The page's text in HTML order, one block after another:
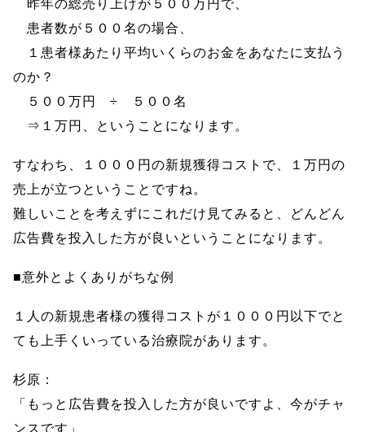
昨年の総売り上げが５００万円で、
患者数が５００名の場合、
１患者様あたり平均いくらのお金をあなたに支払う
のか？
５００万円 ÷ ５００名
⇒１万円、ということになります。
すなわち、１０００円の新規獲得コストで、１万円の
売上が立つということですね。
難しいことを考えずにこれだけ見てみると、どんどん
広告費を投入した方が良いということになります。
■意外とよくありがちな例
１人の新規患者様の獲得コストが１０００円以下でと
ても上手くいっている治療院があります。
杉原：
「もっと広告費を投入した方が良いですよ、今がチャ
ンスです」